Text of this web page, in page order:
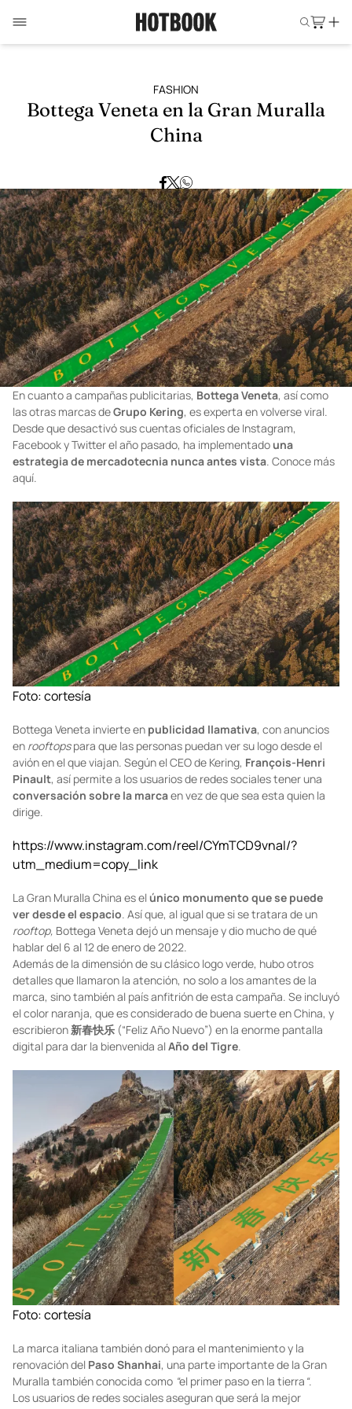
FASHION
Bottega Veneta en la Gran Muralla
China
En cuanto a campañas publicitarias, Bottega Veneta, así como
las otras marcas deGrupo Kering, es experta en volverse viral.
Desde que desactivó sus cuentas oficiales de Instagram,
Facebook y Twitter el año pasado, ha implementadouna
estrategia de mercadotecnia nunca antes vista. Conoce más
aquí.
Foto: cortesía
Bottega Veneta invierte en publicidad llamativa, con anuncios
en rooftopspara que las personas puedan ver su logo desde el
avión en el que viajan. Según el CEO de Kering, François-Henri
Pinault, así permite a los usuarios de redes sociales tener una
conversación sobre la marcaen vez de que sea esta quien la
dirige.
https://www.instagram.com/reel/CYmTCD9vnal/?
utm_medium=copy_link
La Gran Muralla China es elúnico monumento que se puede
ver desde el espacio. Así que, al igual que si se tratara de un
rooftop, Bottega Veneta dejó un mensaje y dio mucho de qué
hablar del 6 al 12 de enero de 2022.
Además de la dimensión de su clásico logo verde, hubo otros
detalles que llamaron la atención, no solo a los amantes de la
marca, sino también al país anfitrión de esta campaña. Se incluyó
el color naranja, que es considerado de buena suerte en China, y
escribieron 新春快乐 (“Feliz Año Nuevo”) en la enorme pantalla
digital para dar la bienvenida alAño del Tigre.
Foto: cortesía
La marca italiana también donó para el mantenimiento y la
renovación del Paso Shanhai, una parte importante de la Gran
Muralla también conocida como “el primer paso en la tierra “.
Los usuarios de redes sociales aseguran que será la mejor